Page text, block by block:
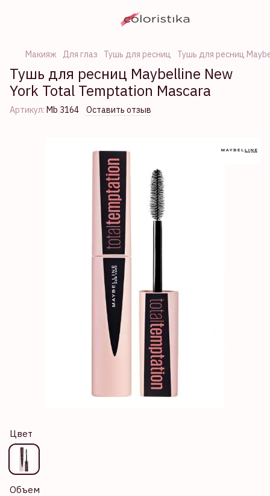
Макияж Для глаз Тушь для ресниц Тушь для ресниц
Тушь для ресниц Maybelline New
York Total Temptation Mascara
Артикул: Mb 3164 Оставить отзыв
Цвет
Объем